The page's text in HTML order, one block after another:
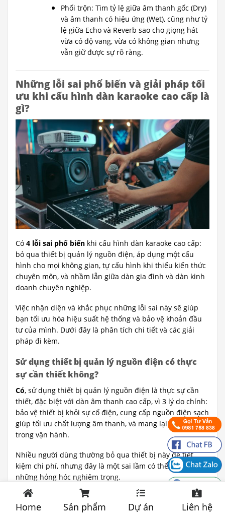
Home Sản phẩm Dự án Liên hệ
Phối trộn: Tìm tỷ lệ giữa âm thanh gốc (Dry)
và âm thanh có hiệu ứng (Wet), cũng như tỷ
lệ giữa Echo và Reverb sao cho giọng hát
vừa có độ vang, vừa có không gian nhưng
vẫn giữ được sự rõ ràng.
Những lỗi sai phổ biến và giải pháp tối
ưu khi cấu hình dàn karaoke cao cấp là
gì?
Có 4 lỗi sai phổ biến khi cấu hình dàn karaoke cao cấp:
bỏ qua thiết bị quản lý nguồn điện, áp dụng một cấu
hình cho mọi không gian, tự cấu hình khi thiếu kiến thức
chuyên môn, và nhầm lẫn giữa dàn gia đình và dàn kinh
doanh chuyên nghiệp.
Việc nhận diện và khắc phục những lỗi sai này sẽ giúp
bạn tối ưu hóa hiệu suất hệ thống và bảo vệ khoản đầu
tư của mình. Dưới đây là phân tích chi tiết và các giải
pháp đi kèm.
Sử dụng thiết bị quản lý nguồn điện có thực
sự cần thiết không?
Có, sử dụng thiết bị quản lý nguồn điện là thực sự cần
thiết, đặc biệt với dàn âm thanh cao cấp, vì 3 lý do chính:
bảo vệ thiết bị khỏi sự cố điện, cung cấp nguồn điện sạch
giúp tối ưu chất lượng âm thanh, và mang lại sự tiện lợi
trong vận hành.
Nhiều người dùng thường bỏ qua thiết bị này để tiết
kiệm chi phí, nhưng đây là một sai lầm có thể dẫn đến
những hỏng hóc nghiêm trọng.
Lý do 1: Bảo vệ an toàn cho toàn bộ hệ thống.